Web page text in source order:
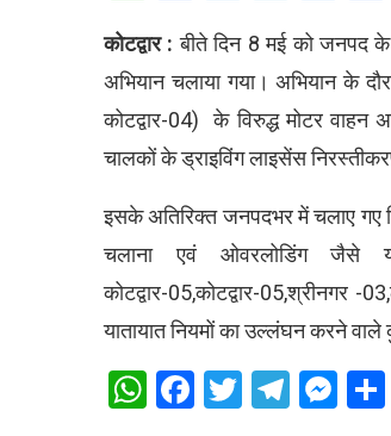
कोटद्वार : बीते दिन 8 मई को जनपद के
अभियान चलाया गया। अभियान के
कोटद्वार-04) के विरुद्ध मोटर
चालकों के ड्राइविंग लाइसेंस
इसके अतिरिक्त जनपदभर में चलाए गए
चलाना एवं ओवरलोडिंग जैसे
कोटद्वार-05,कोटद्वार-05,श्रीनगर
यातायात नियमों का उल्लंघन करने वाले
WhatsApp
Facebook
Twitter